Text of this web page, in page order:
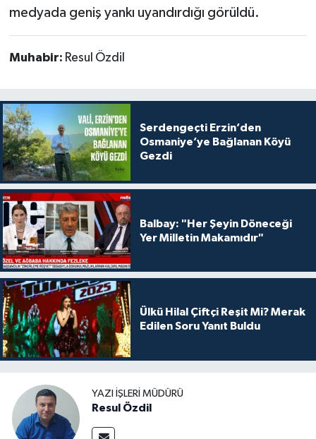
medyada geniş yankı uyandırdığı görüldü.
Muhabir: Resul Özdil
Serdengeçti Erzin’den
Osmaniye’ye Bağlanan Köyü
Gezdi
Balbay: "Her Şeyin Döneceği
Yer Milletin Makamıdır"
Ülkü Hilal Çiftçi Reşit Mi? Merak
Edilen Soru Yanıt Buldu
YAZI İŞLERI MÜDÜRÜ
Resul Özdil